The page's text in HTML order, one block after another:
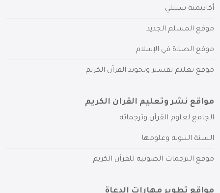
أكاديمية سبيلي
موقع المسلم الجديد
موقع الصلاة في الإسلام
موقع تعليم تفسير وتجويد القرآن الكريم
مواقع نشر وتعليم القرآن الكريم
الجامع لعلوم القرآن وترجماته
السنة النبوية وعلومها
موقع الترجمات الصوتية للقرآن الكريم
مواقع تطوير مهارات الدعاة